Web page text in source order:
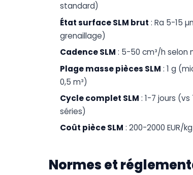
standard)
État surface SLM brut : Ra 5-15
grenaillage)
Cadence SLM : 5-50 cm³/h selon
Plage masse pièces SLM : 1 g
0,5 m³)
Cycle complet SLM : 1-7 jours
séries)
Coût pièce SLM : 200-2000 EUR/
Normes et